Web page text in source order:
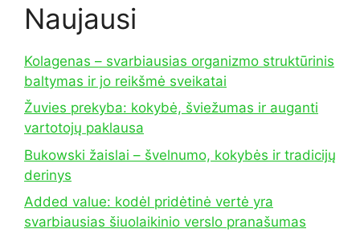
Naujausi
Kolagenas – svarbiausias organizmo struktūrinis
baltymas ir jo reikšmė sveikatai
Žuvies prekyba: kokybė, šviežumas ir auganti
vartotojų paklausa
Bukowski žaislai – švelnumo, kokybės ir tradicijų
derinys
Added value: kodėl pridėtinė vertė yra
svarbiausias šiuolaikinio verslo pranašumas